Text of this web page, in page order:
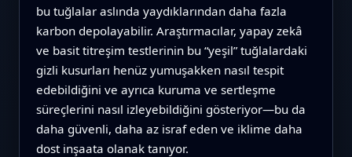
bu tuğlalar aslında yaydıklarından daha fazla
karbon depolayabilir. Araştırmacılar, yapay zekâ
ve basit titreşim testlerinin bu “yeşil” tuğlalardaki
gizli kusurları henüz yumuşakken nasıl tespit
edebildiğini ve ayrıca kuruma ve sertleşme
süreçlerini nasıl izleyebildiğini gösteriyor—bu da
daha güvenli, daha az israf eden ve iklime daha
dost inşaata olanak tanıyor.